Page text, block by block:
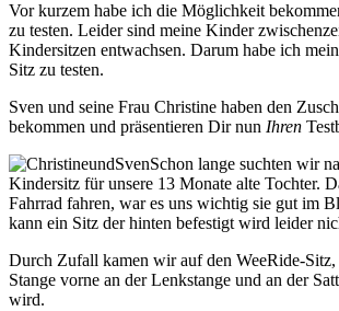
Vor kurzem habe ich die Möglichkeit
zu testen. Leider sind meine Kinder
Kindersitzen entwachsen. Darum habe ich
Sitz zu testen.
Sven und seine Frau Christine haben den
bekommen und präsentieren Dir nun Ihren
Schon lange suchten wir
Kindersitz für unsere 13 Monate alte Tochter.
Fahrrad fahren, war es uns wichtig sie gut im
kann ein Sitz der hinten befestigt wird leider
Durch Zufall kamen wir auf den WeeRide-Sitz,
Stange vorne an der Lenkstange und an der
wird.